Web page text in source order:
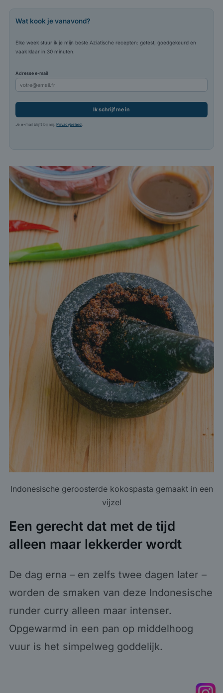
Wat kook je vanavond?
Elke week stuur ik je mijn beste Aziatische recepten: getest, goedgekeurd en
vaak klaar in 30 minuten.
Adresse e-mail
Ik schrijf me in
Je e-mail blijft bij mij.Privacybeleid.
Indonesische geroosterde kokospasta gemaakt in een
vijzel
Een gerecht dat met de tijd
alleen maar lekkerder wordt
De dag erna – en zelfs twee dagen later –
worden de smaken van deze Indonesische
runder curry alleen maar intenser.
Opgewarmd in een pan op middelhoog
vuur is het simpelweg goddelijk.